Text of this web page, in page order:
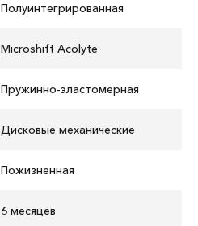
Полуинтегрированная
Microshift Acolyte
Пружинно-эластомерная
Дисковые механические
Пожизненная
6 месяцев